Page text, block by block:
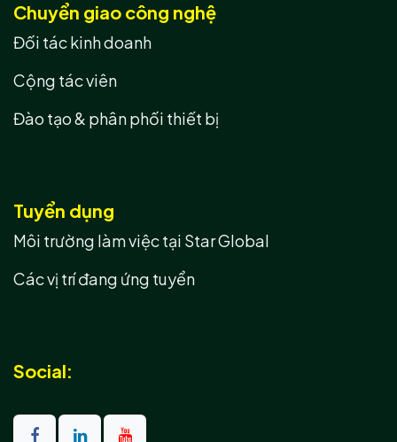
Social:
Chuyển giao công nghệ
Đối tác kinh doanh
Cộng tác viên
Đào tạo & phân phối thiết bị
Tuyển dụng
Môi trường làm việc tại Star Global
Các vị trí đang ứng tuyển